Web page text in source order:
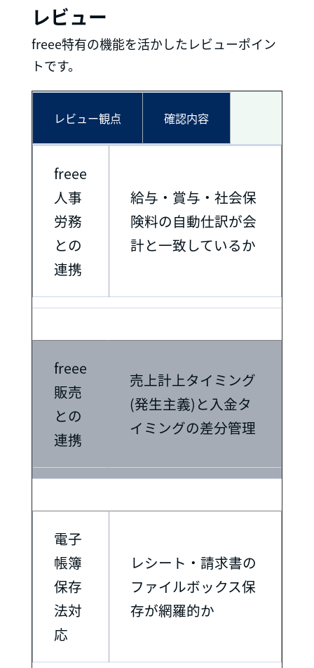
レビュー
freee特有の機能を活かしたレビューポイン
トです。
レビュー観点 確認内容
freee
人事
労務
との
連携
給与・賞与・社会保
険料の自動仕訳が会
計と一致しているか
freee
販売
との
連携
売上計上タイミング
(発生主義)と入金タ
イミングの差分管理
電子
帳簿
保存
法対
応
レシート・請求書の
ファイルボックス保
存が網羅的か